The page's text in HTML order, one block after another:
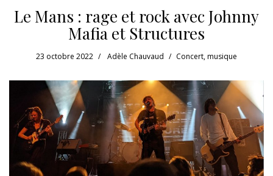
Le Mans : rage et rock avec Johnny
Mafia et Structures
23 octobre 2022 Adèle Chauvaud Concert,musique